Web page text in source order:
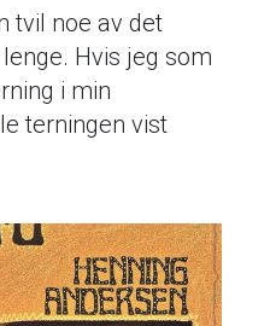
tvil noe av det
Hvis jeg som
i min
terningen vist